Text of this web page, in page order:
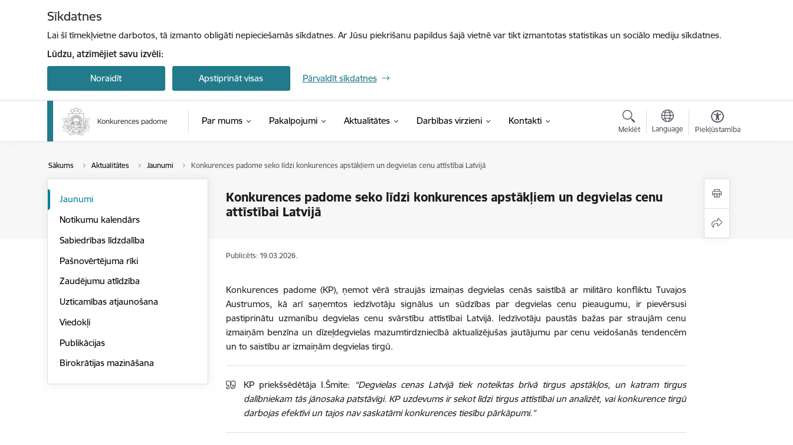
Sīkdatnes
Lai šī tīmekļvietne darbotos, tā izmanto obligāti nepieciešamās sīkdatnes. Ar Jūsu piekrišanu papildus šajā vietnē var tikt izmantotas statistikas un sociālo mediju sīkdatnes.
Lūdzu, atzīmējiet savu izvēli:
Noraidīt Apstiprināt visas Pārvaldīt sīkdatnes
Par mums Pakalpojumi Aktualitātes Darbības virzieni Kontakti
Meklēt Language Piekļūstamība
Sākums Aktualitātes Jaunumi Konkurences padome seko līdzi konkurences apstākļiem un degvielas cenu attīstībai Latvijā
Konkurences padome seko līdzi konkurences apstākļiem un degvielas cenu
attīstībai Latvijā
Jaunumi
Notikumu kalendārs
Sabiedrības līdzdalība
Pašnovērtējuma rīki
Zaudējumu atlīdzība
Uzticamības atjaunošana
Viedokļi
Publikācijas
Birokrātijas mazināšana
Publicēts: 19.03.2026.
Konkurences padome (KP), ņemot vērā straujās izmaiņas degvielas cenās saistībā ar militāro konfliktu Tuvajos
Austrumos, kā arī saņemtos iedzīvotāju signālus un sūdzības par degvielas cenu pieaugumu, ir pievērsusi
pastiprinātu uzmanību degvielas cenu svārstību attīstībai Latvijā. Iedzīvotāju paustās bažas par straujām cenu
izmaiņām benzīna un dīzeļdegvielas mazumtirdzniecībā aktualizējušas jautājumu par cenu veidošanās tendencēm
un to saistību ar izmaiņām degvielas tirgū.
KP priekšsēdētāja I.Šmite: “Degvielas cenas Latvijā tiek noteiktas brīvā tirgus apstākļos, un katram tirgus
dalībniekam tās jānosaka patstāvīgi. KP uzdevums ir sekot līdzi tirgus attīstībai un analizēt, vai konkurence tirgū
darbojas efektīvi un tajos nav saskatāmi konkurences tiesību pārkāpumi.”